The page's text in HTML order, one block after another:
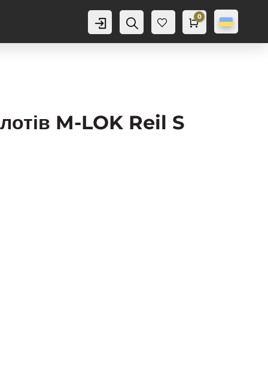
Аккаунт
Пошук
Баж
Cart
0
0,0грн
M-LOK Reil S